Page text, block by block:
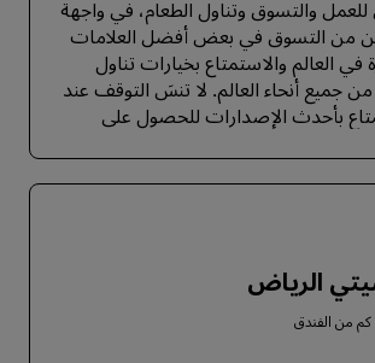
للعمل والتسوق وتناول الطعام، في واجهة
من التسوق في بعض أفضل العلامات
في العالم والاستمتاع بخيارات تناول
من جميع أنحاء العالم. لا تنسَ التوقف عند
بأحدث الإصدارات للحصول على
الرياض